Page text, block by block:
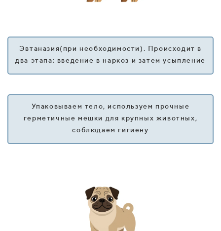
Эвтаназия(при необходимости). Происходит в
два этапа: введение в наркоз и затем усыпление
Упаковываем тело, используем прочные
герметичные мешки для крупных животных,
соблюдаем гигиену